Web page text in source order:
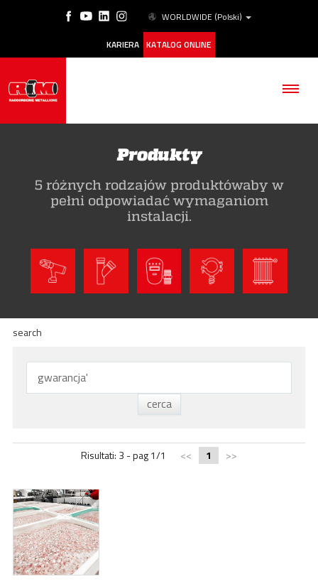
WORLDWIDE (Polski)
KARIERA KATALOG ONLINE
NASZE HISTORIE
ACADEMY
NAJWAŻNIEJSZE MOMENTY
POBIERANIE
Produkty
5 różnych rodzajów produktówaby w
pełni odpowiadać wymaganiom
instalacji.
search
Risultati: 3 - pag 1/1 << 1 >>